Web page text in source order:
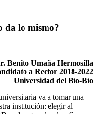
da lo mismo?
Benito Umaña Hermosilla
a Rector 2018-2022
Universidad del Bío-Bío
va a tomar una
institución: elegir al